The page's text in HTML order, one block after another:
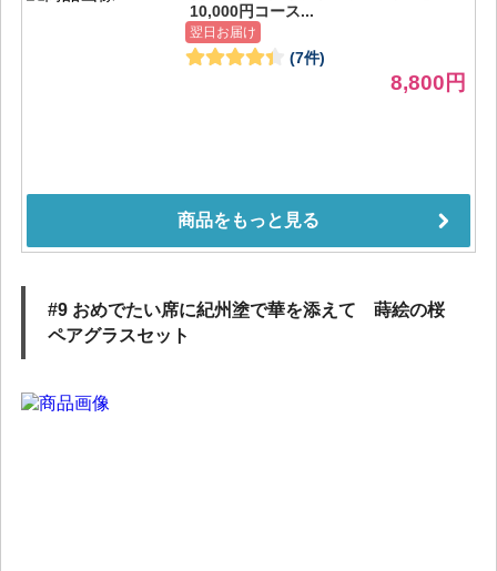
#9 おめでたい席に紀州塗で華を添えて 蒔絵の桜
ペアグラスセット